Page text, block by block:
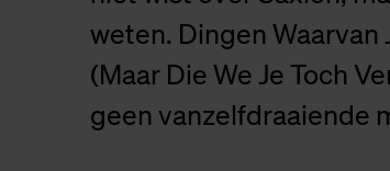
weten. Dingen Waarvan
(Maar Die We Je Toch
geen vanzelfdraaiende